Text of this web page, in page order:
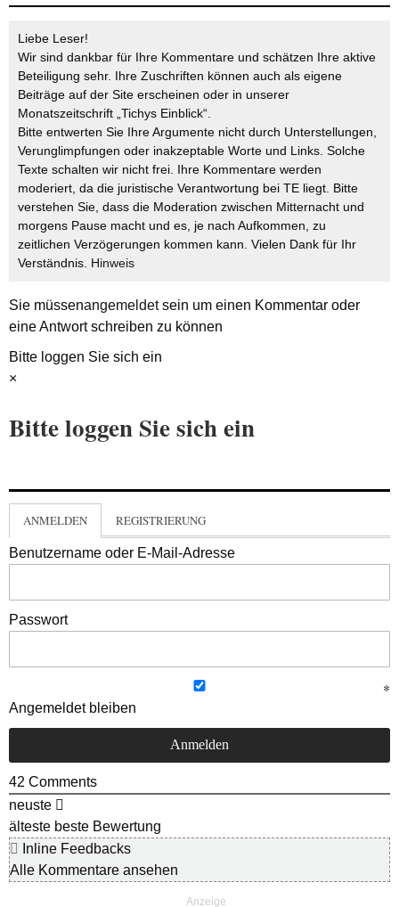
Liebe Leser!
Wir sind dankbar für Ihre Kommentare und schätzen Ihre aktive
Beteiligung sehr. Ihre Zuschriften können auch als eigene
Beiträge auf der Site erscheinen oder in unserer
Monatszeitschrift „Tichys Einblick“.
Bitte entwerten Sie Ihre Argumente nicht durch Unterstellungen,
Verunglimpfungen oder inakzeptable Worte und Links. Solche
Texte schalten wir nicht frei. Ihre Kommentare werden
moderiert, da die juristische Verantwortung bei TE liegt. Bitte
verstehen Sie, dass die Moderation zwischen Mitternacht und
morgens Pause macht und es, je nach Aufkommen, zu
zeitlichen Verzögerungen kommen kann. Vielen Dank für Ihr
Verständnis. Hinweis
Sie müssenangemeldetsein um einen Kommentar oder
eine Antwort schreiben zu können
Bitte loggen Sie sich ein
×
Bitte loggen Sie sich ein
ANMELDEN REGISTRIERUNG
Benutzername oder E-Mail-Adresse
Passwort
Angemeldet bleiben
42 Comments
neuste
älteste beste Bewertung
Inline Feedbacks
Alle Kommentare ansehen